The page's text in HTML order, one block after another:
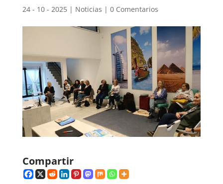
24 - 10 - 2025| Noticias | 0 Comentarios
Compartir